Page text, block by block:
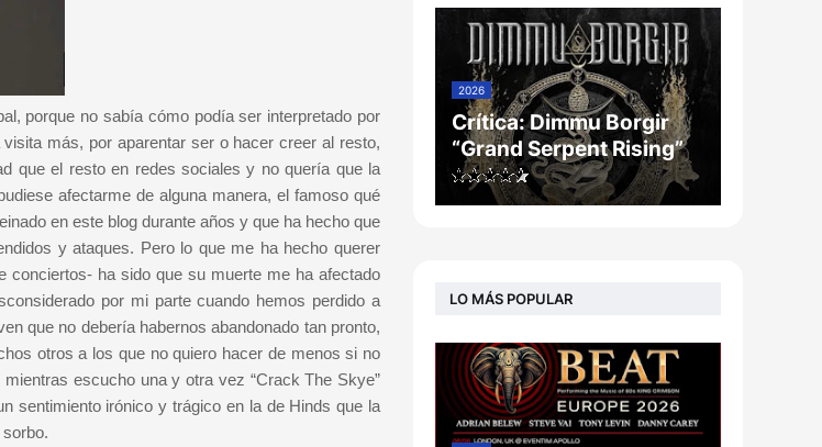
porque no sabía cómo podía ser interpretado por
más, por aparentar ser o hacer creer al resto,
que el resto en redes sociales y no quería que la
afectarme de alguna manera, el famoso qué
en este blog durante años y que ha hecho que
y ataques. Pero lo que me ha hecho querer
conciertos- ha sido que su muerte me ha afectado
por mi parte cuando hemos perdido a
que no debería habernos abandonado tan pronto,
otros a los que no quiero hacer de menos si no
escucho una y otra vez “Crack The Skye”
sentimiento irónico y trágico en la de Hinds que la
2026
Crítica: Dimmu Borgir
“Grand Serpent Rising”
LO MÁS POPULAR